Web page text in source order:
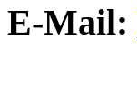
E-Mail: